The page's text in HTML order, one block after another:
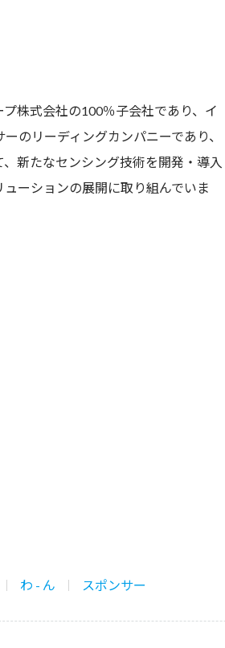
株式会社の100％子会社であり、イ
のリーディングカンパニーであり、
新たなセンシング技術を開発・導入
ーションの展開に取り組んでいま
わ - ん スポンサー